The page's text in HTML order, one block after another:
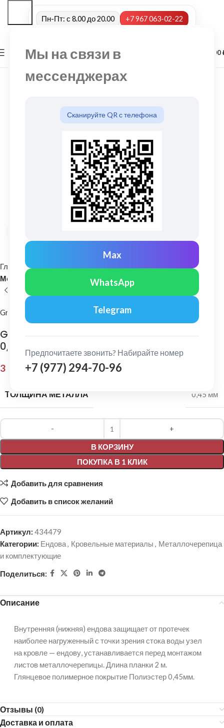
Мы на связи в
мессенджерах
Сканируйте QR с телефона
Max
WhatsApp
Telegram
Предпочитаете звонить? Набирайте номер
+7 (977) 294-70-96
Пн-Пт: с 8.00 до 20.00 +7 967 063-02-22
МЕНЮ 0,00
Главная Кровельные материалы
Металлочерепица и комплектующие
Grand Line
Grand Line: Ендова нижняя 300х300 мм Pe
0,45 мм Ral 3005
3 746,00 ₽
ТОЛЩИНА МЕТАЛЛА 0,45 мм
В КОРЗИНУ
ПОКУПКА В 1 КЛИК
Alternative:
Добавить для сравнения
Добавить в список желаний
Артикул: 434479
Категории: Ендова, Кровельные материалы , Металлочерепица
и комплектующие
Поделиться:
Описание
Внутренняя (нижняя) ендова защищает от протечек
наиболее нагруженный с точки зрения стока воды узел
на кровле — ендову, устанавливается перед монтажом
листов металлочерепицы. Длина планки 2 м.
Глянцевое полимерное покрытие Полиэстер 0,45мм.
Отзывы (0)
Доставка и оплата